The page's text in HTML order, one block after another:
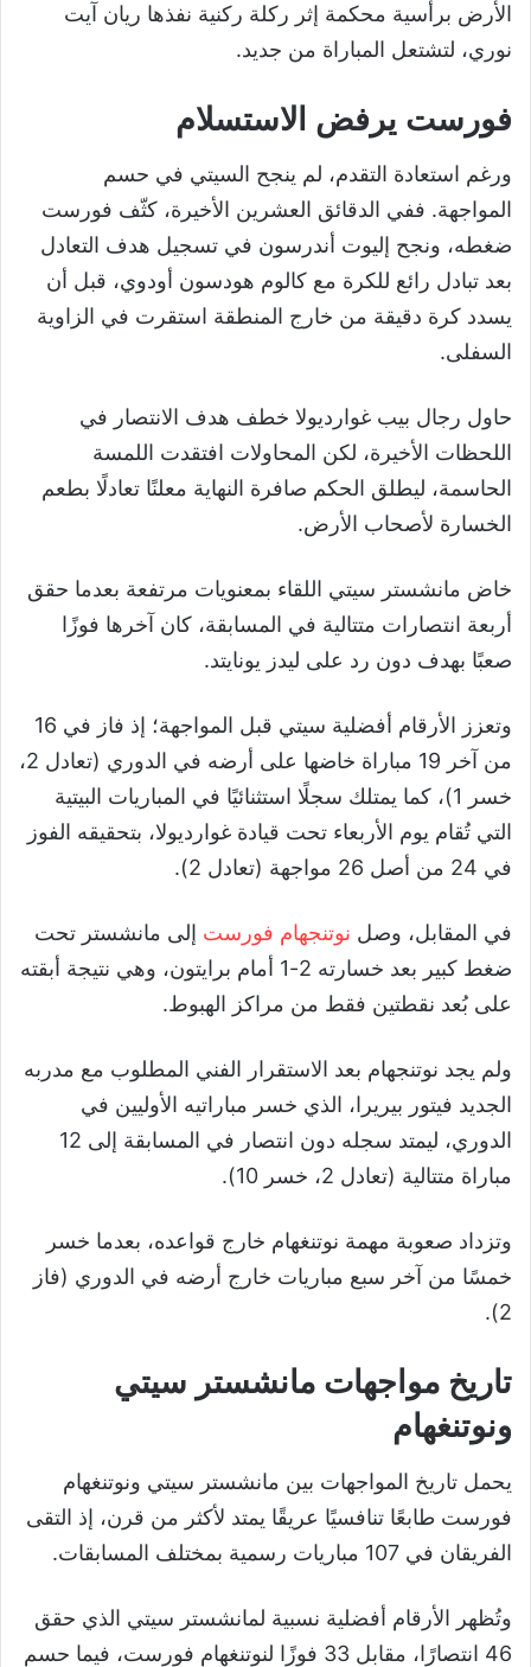
الأرض برأسية محكمة إثر ركلة ركنية نفذها ريان آيت
نوري، لتشتعل المباراة من جديد.
فورست يرفض الاستسلام
ورغم استعادة التقدم، لم ينجح السيتي في حسم
المواجهة. ففي الدقائق العشرين الأخيرة، كثّف فورست
ضغطه، ونجح إليوت أندرسون في تسجيل هدف التعادل
بعد تبادل رائع للكرة مع كالوم هودسون أودوي، قبل أن
يسدد كرة دقيقة من خارج المنطقة استقرت في الزاوية
السفلى.
حاول رجال بيب غوارديولا خطف هدف الانتصار في
اللحظات الأخيرة، لكن المحاولات افتقدت اللمسة
الحاسمة، ليطلق الحكم صافرة النهاية معلنًا تعادلًا بطعم
الخسارة لأصحاب الأرض.
خاض مانشستر سيتي اللقاء بمعنويات مرتفعة بعدما حقق
أربعة انتصارات متتالية في المسابقة، كان آخرها فوزًا
صعبًا بهدف دون رد على ليدز يونايتد.
وتعزز الأرقام أفضلية سيتي قبل المواجهة؛ إذ فاز في 16
من آخر 19 مباراة خاضها على أرضه في الدوري (تعادل 2،
خسر 1)، كما يمتلك سجلًا استثنائيًا في المباريات البيتية
التي تُقام يوم الأربعاء تحت قيادة غوارديولا، بتحقيقه الفوز
في 24 من أصل 26 مواجهة (تعادل 2).
في المقابل، وصل نوتنجهام فورست إلى مانشستر تحت
ضغط كبير بعد خسارته 2-1 أمام برايتون، وهي نتيجة أبقته
على بُعد نقطتين فقط من مراكز الهبوط.
ولم يجد نوتنجهام بعد الاستقرار الفني المطلوب مع مدربه
الجديد فيتور بيريرا، الذي خسر مباراتيه الأوليين في
الدوري، ليمتد سجله دون انتصار في المسابقة إلى 12
مباراة متتالية (تعادل 2، خسر 10).
وتزداد صعوبة مهمة نوتنغهام خارج قواعده، بعدما خسر
خمسًا من آخر سبع مباريات خارج أرضه في الدوري (فاز
2).
تاريخ مواجهات مانشستر سيتي
ونوتنغهام
يحمل تاريخ المواجهات بين مانشستر سيتي ونوتنغهام
فورست طابعًا تنافسيًا عريقًا يمتد لأكثر من قرن، إذ التقى
الفريقان في 107 مباريات رسمية بمختلف المسابقات.
وتُظهر الأرقام أفضلية نسبية لمانشستر سيتي الذي حقق
46 انتصارًا، مقابل 33 فوزًا لنوتنغهام فورست، فيما حسم